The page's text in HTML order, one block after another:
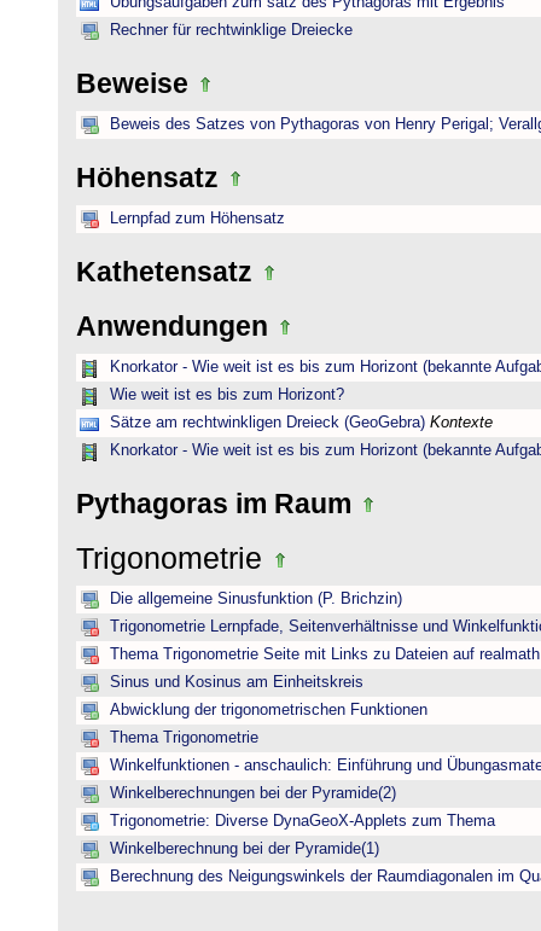
Rechner für rechtwinklige Dreiecke
Beweise
Beweis des Satzes von Pythagoras von Henry Perigal;
Höhensatz
Lernpfad zum Höhensatz
Kathetensatz
Anwendungen
Knorkator - Wie weit ist es bis zum Horizont (bekannte
Wie weit ist es bis zum Horizont?
Sätze am rechtwinkligen Dreieck (GeoGebra) Kontexte
Knorkator - Wie weit ist es bis zum Horizont (bekannte
Pythagoras im Raum
Trigonometrie
Die allgemeine Sinusfunktion (P. Brichzin)
Trigonometrie Lernpfade, Seitenverhältnisse und
Thema Trigonometrie Seite mit Links zu Dateien auf
Sinus und Kosinus am Einheitskreis
Abwicklung der trigonometrischen Funktionen
Thema Trigonometrie
Winkelfunktionen - anschaulich: Einführung und
Winkelberechnungen bei der Pyramide(2)
Trigonometrie: Diverse DynaGeoX-Applets zum Thema
Winkelberechnung bei der Pyramide(1)
Berechnung des Neigungswinkels der Raumdiagonalen im